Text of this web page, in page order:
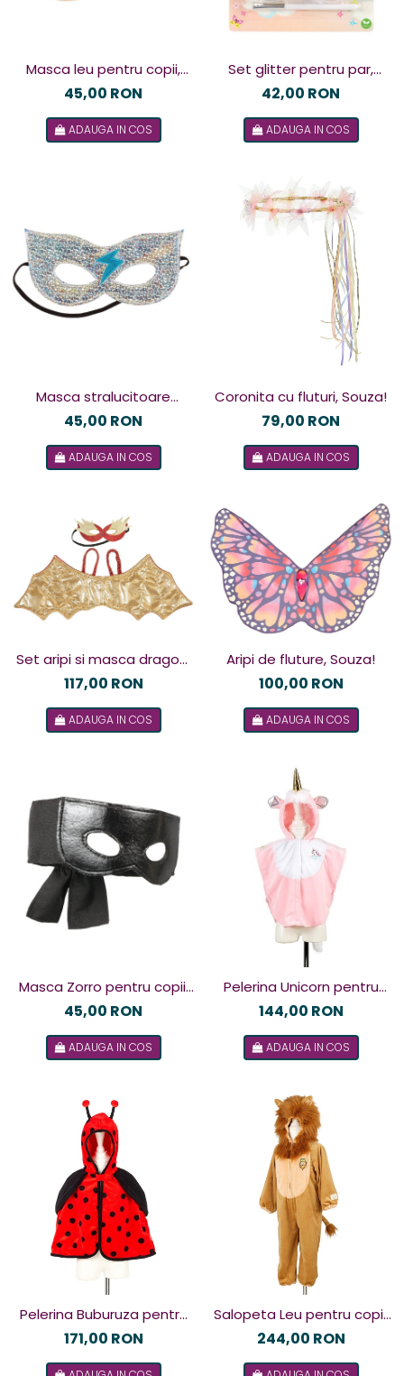
Masca leu pentru copii,
Souza!
45,00 RON
ADAUGA IN COS
Set glitter pentru par,
Souza!
42,00 RON
ADAUGA IN COS
Masca stralucitoare
Supererou, Souza!
45,00 RON
ADAUGA IN COS
Coronita cu fluturi, Souza!
79,00 RON
ADAUGA IN COS
Set aripi si masca dragon,
Souza!
117,00 RON
ADAUGA IN COS
Aripi de fluture, Souza!
100,00 RON
ADAUGA IN COS
Masca Zorro pentru copii,
Souza!
45,00 RON
ADAUGA IN COS
Pelerina Unicorn pentru
copii, Souza!
144,00 RON
ADAUGA IN COS
Pelerina Buburuza pentru
copii, Souza!
171,00 RON
Salopeta Leu pentru copii,
Souza!
244,00 RON